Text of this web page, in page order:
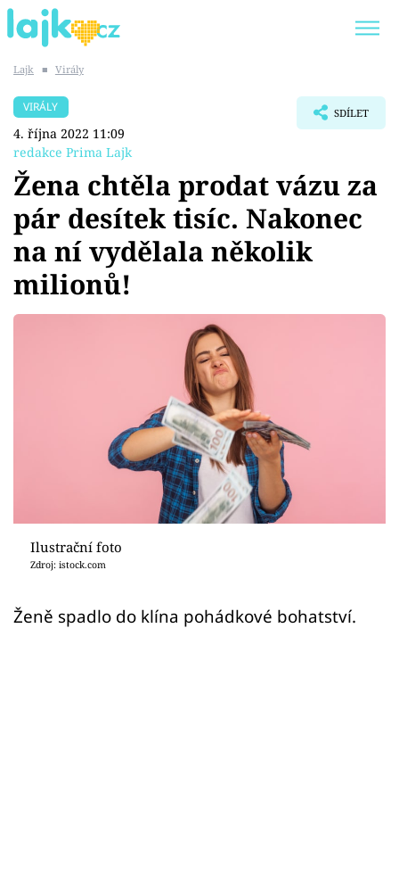
SHOPAHOLICADEL
Témata
Showbyznys
Youtubeři
Přihlášení
Sledujte nás
Lajk ■ Virály
VIRÁLY
4. října 2022 11:09
redakce Prima Lajk
SDÍLET
Žena chtěla prodat vázu za
pár desítek tisíc. Nakonec
na ní vydělala několik
milionů!
Ilustrační foto
Zdroj: istock.com
Ženě spadlo do klína pohádkové bohatství.